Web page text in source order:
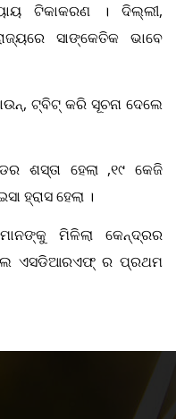
ଟିକାକରଣ । ଦିଲ୍ଲୀ,
ସାଙ୍କେତିକ ଭାବେ
, ଟ୍ବିଟ୍‌ କରି ସୂଚନା ଦେଲେ
ଶସ୍ତା ହେଲା ,୧୯ କେଜି
ହ୍ରାସ ହେଲା ।
ମିଳିଲା କେନ୍ଦ୍ରର
ଏସଡିଆରଏଫ୍ ର ପ୍ରଥମ